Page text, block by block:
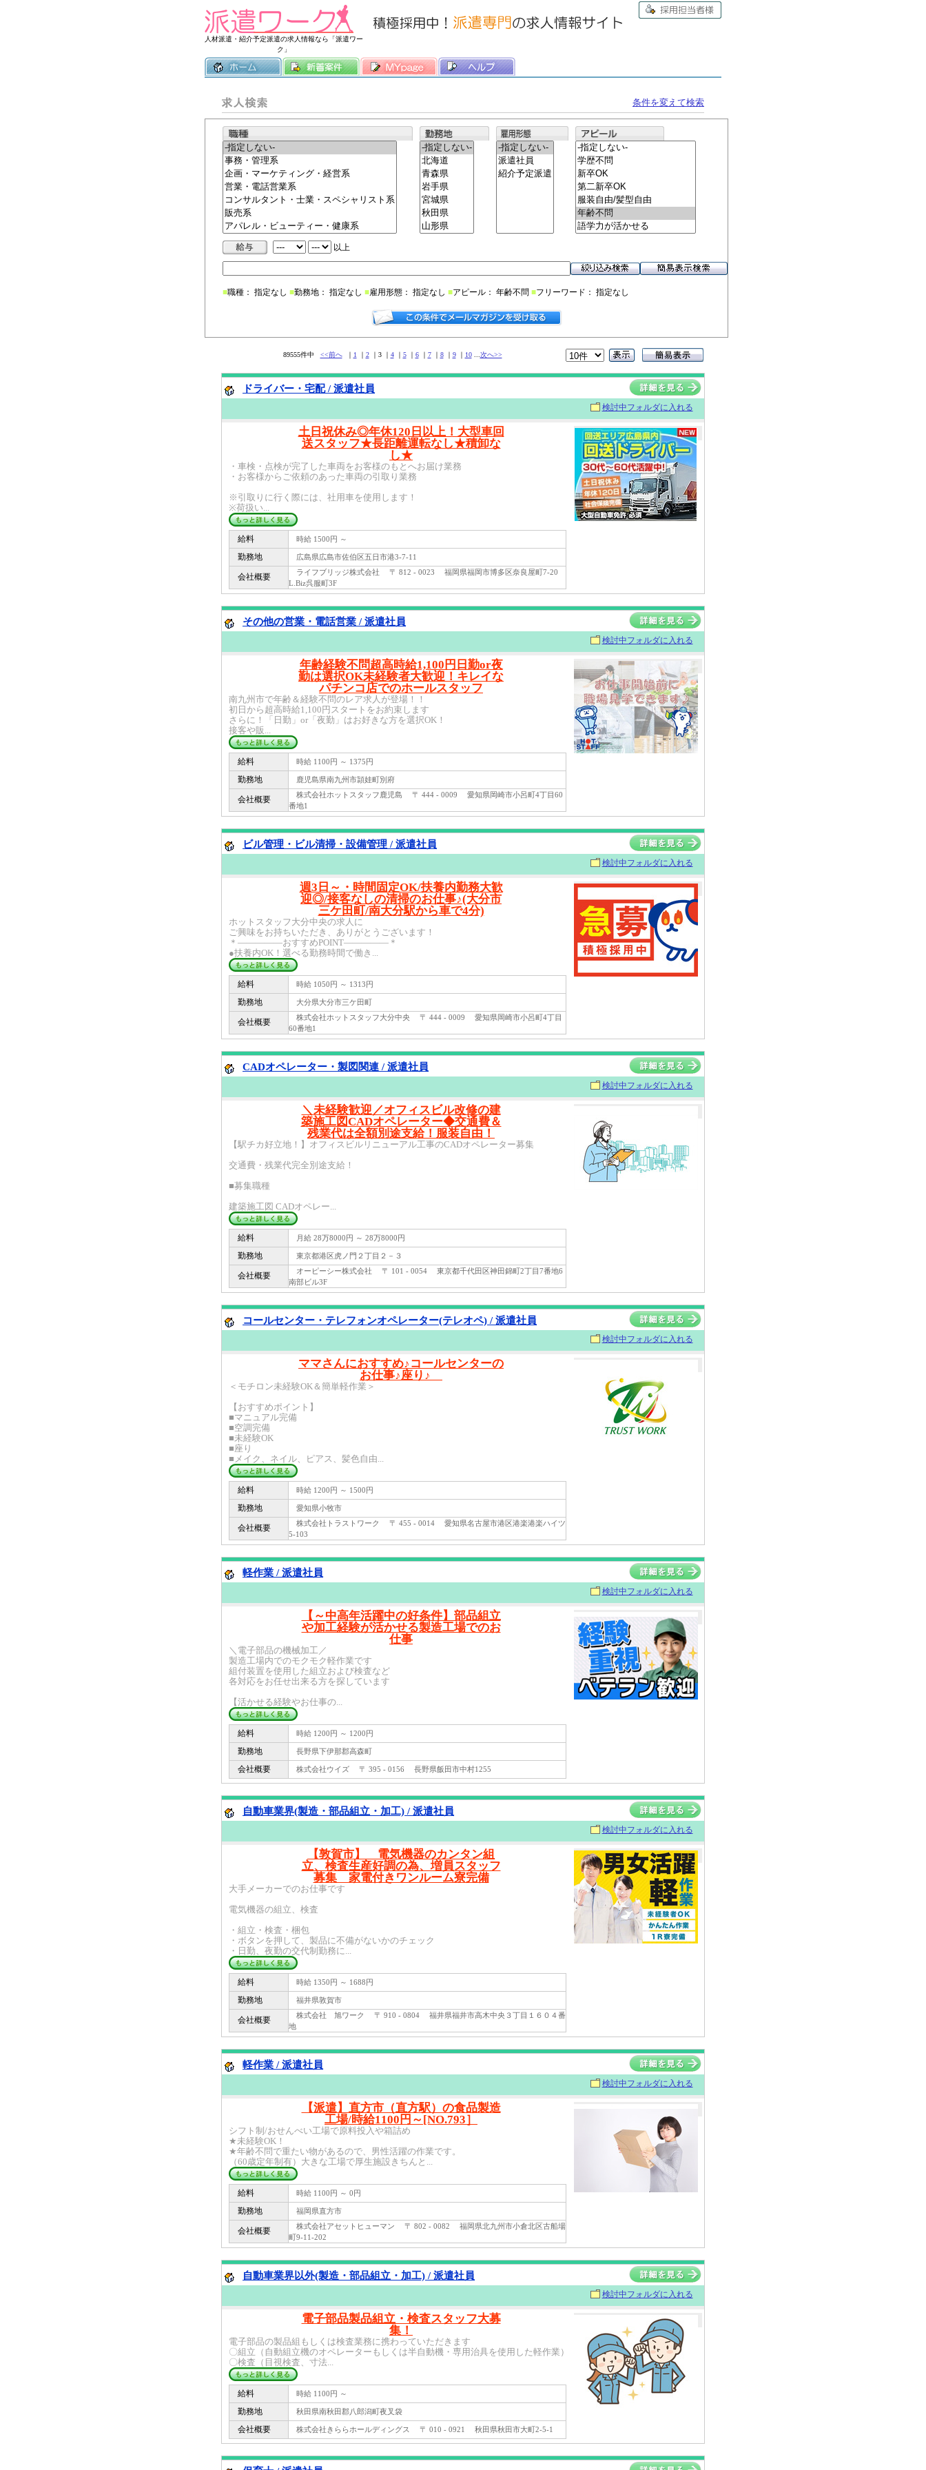
人材派遣・紹介予定派遣の求人情報なら「派遣ワー
ク」
常時3500件以上の求人情報を掲載中
条件を変えて検索
以上
■職種： 指定なし ■勤務地： 指定なし ■雇用形態： 指定なし ■アピール： 年齢不問 ■フリーワード： 指定なし
89555件中 <<前へ｜ 1 ｜ 2｜3 ｜ 4｜ 5｜ 6｜ 7｜ 8｜ 9｜ 10... 次へ>>
ドライバー・宅配 / 派遣社員
検討中フォルダに入れる
土日祝休み◎年休120日以上！大型車回
送スタッフ★長距離運転なし★積卸な
し★
・車検・点検が完了した車両をお客様のもとへお届け業務
・お客様からご依頼のあった車両の引取り業務
※引取りに行く際には、社用車を使用します！
※荷扱い...
給料 時給 1500円 ～
勤務地 広島県広島市佐伯区五日市港3-7-11
会社概要
ライフブリッジ株式会社 〒 812 - 0023 福岡県福岡市博多区奈良屋町7-20
L.Biz呉服町3F
その他の営業・電話営業 / 派遣社員
検討中フォルダに入れる
年齢経験不問超高時給1,100円日勤or夜
勤は選択OK未経験者大歓迎！キレイな
パチンコ店でのホールスタッフ
南九州市で年齢＆経験不問のレア求人が登場！！
初日から超高時給1,100円スタートをお約束します
さらに！「日勤」or「夜勤」はお好きな方を選択OK！
接客や販...
給料 時給 1100円 ～ 1375円
勤務地 鹿児島県南九州市頴娃町別府
会社概要
株式会社ホットスタッフ鹿児島 〒 444 - 0009 愛知県岡崎市小呂町4丁目60
番地1
ビル管理・ビル清掃・設備管理 / 派遣社員
検討中フォルダに入れる
週3日～・時間固定OK/扶養内勤務大歓
迎◎/接客なしの清掃のお仕事♪(大分市
三ケ田町/南大分駅から車で4分)
ホットスタッフ大分中央の求人に
ご興味をお持ちいただき、ありがとうございます！
＊―――――おすすめPOINT―――――＊
●扶養内OK！選べる勤務時間で働き...
給料 時給 1050円 ～ 1313円
勤務地 大分県大分市三ケ田町
会社概要
株式会社ホットスタッフ大分中央 〒 444 - 0009 愛知県岡崎市小呂町4丁目
60番地1
CADオペレーター・製図関連 / 派遣社員
検討中フォルダに入れる
＼未経験歓迎／オフィスビル改修の建
築施工図CADオペレーター◆交通費＆
残業代は全額別途支給！服装自由！
【駅チカ好立地！】オフィスビルリニューアル工事のCADオペレーター募集
交通費・残業代完全別途支給！
■募集職種
建築施工図 CADオペレー...
給料 月給 28万8000円 ～ 28万8000円
勤務地 東京都港区虎ノ門２丁目２－３
会社概要
オーピーシー株式会社 〒 101 - 0054 東京都千代田区神田錦町2丁目7番地6
南部ビル3F
コールセンター・テレフォンオペレーター(テレオペ) / 派遣社員
検討中フォルダに入れる
ママさんにおすすめ♪コールセンターの
お仕事♪座り♪
＜モチロン未経験OK＆簡単軽作業＞
【おすすめポイント】
■マニュアル完備
■空調完備
■未経験OK
■座り
■メイク、ネイル、ピアス、髪色自由...
給料 時給 1200円 ～ 1500円
勤務地 愛知県小牧市
会社概要
株式会社トラストワーク 〒 455 - 0014 愛知県名古屋市港区港楽港楽ハイツ
5-103
軽作業 / 派遣社員
検討中フォルダに入れる
【～中高年活躍中の好条件】部品組立
や加工経験が活かせる製造工場でのお
仕事
＼電子部品の機械加工／
製造工場内でのモクモク軽作業です
組付装置を使用した組立および検査など
各対応をお任せ出来る方を探しています
【活かせる経験やお仕事の...
給料 時給 1200円 ～ 1200円
勤務地 長野県下伊那郡高森町
会社概要 株式会社ウイズ 〒 395 - 0156 長野県飯田市中村1255
自動車業界(製造・部品組立・加工) / 派遣社員
検討中フォルダに入れる
【敦賀市】 電気機器のカンタン組
立、検査生産好調の為、増員スタッフ
募集 家電付きワンルーム寮完備
大手メーカーでのお仕事です
電気機器の組立、検査
・組立・検査・梱包
・ボタンを押して、製品に不備がないかのチェック
・日勤、夜勤の交代制勤務に...
給料 時給 1350円 ～ 1688円
勤務地 福井県敦賀市
会社概要
株式会社 旭ワーク 〒 910 - 0804 福井県福井市高木中央３丁目１６０４番
地
軽作業 / 派遣社員
検討中フォルダに入れる
【派遣】直方市（直方駅）の食品製造
工場/時給1100円～[NO.793］
シフト制/おせんべい工場で原料投入や箱詰め
★未経験OK！
★年齢不問で重たい物があるので、男性活躍の作業です。
（60歳定年制有）大きな工場で厚生施設きちんと...
給料 時給 1100円 ～ 0円
勤務地 福岡県直方市
会社概要
株式会社アセットヒューマン 〒 802 - 0082 福岡県北九州市小倉北区古船場
町9-11-202
自動車業界以外(製造・部品組立・加工) / 派遣社員
検討中フォルダに入れる
電子部品製品組立・検査スタッフ大募
集！
電子部品の製品組もしくは検査業務に携わっていただきます
〇組立（自動組立機のオペレーターもしくは半自動機・専用治具を使用した軽作業）
〇検査（目視検査、寸法...
給料 時給 1100円 ～
勤務地 秋田県南秋田郡八郎潟町夜叉袋
会社概要 株式会社きららホールディングス 〒 010 - 0921 秋田県秋田市大町2-5-1